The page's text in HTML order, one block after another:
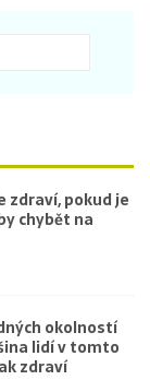
zdraví, pokud je
chybět na
okolností
lidí v tomto
zdraví